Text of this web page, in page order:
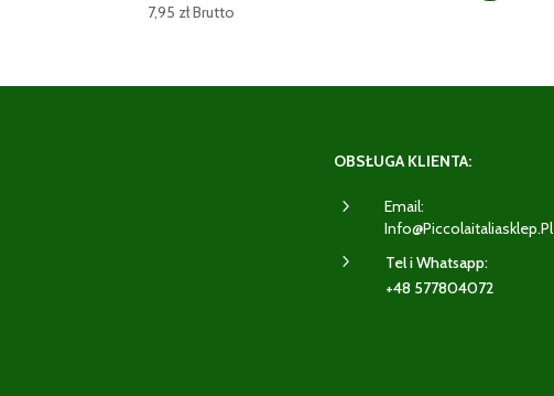
7,95 złBrutto
OBSŁUGA KLIENTA:
5
Email:
Info@piccolaitaliasklep.pl
5
Tel i Whatsapp:
+48 577804072